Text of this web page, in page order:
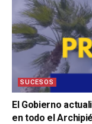
SUCESOS
El Gobierno
en todo el